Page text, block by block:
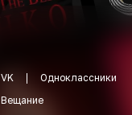
VK
Одноклассники
Вещание